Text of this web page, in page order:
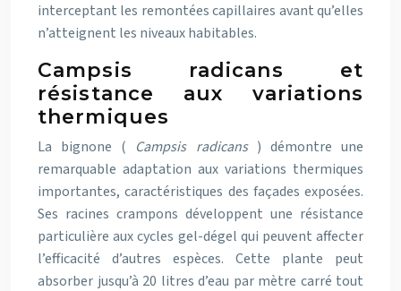
interceptant les remontées capillaires avant qu’elles
n’atteignent les niveaux habitables.
Campsis radicans et
résistance aux variations
thermiques
La bignone ( Campsis radicans ) démontre une
remarquable adaptation aux variations thermiques
importantes, caractéristiques des façades exposées.
Ses racines crampons développent une résistance
particulière aux cycles gel-dégel qui peuvent affecter
l’efficacité d’autres espèces. Cette plante peut
absorber jusqu’à 20 litres d’eau par mètre carré tout